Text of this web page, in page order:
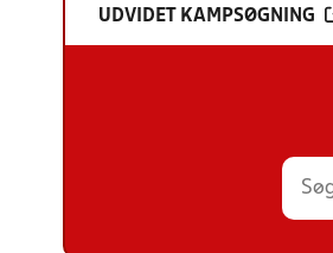
UDVIDET KAMPSØGNING